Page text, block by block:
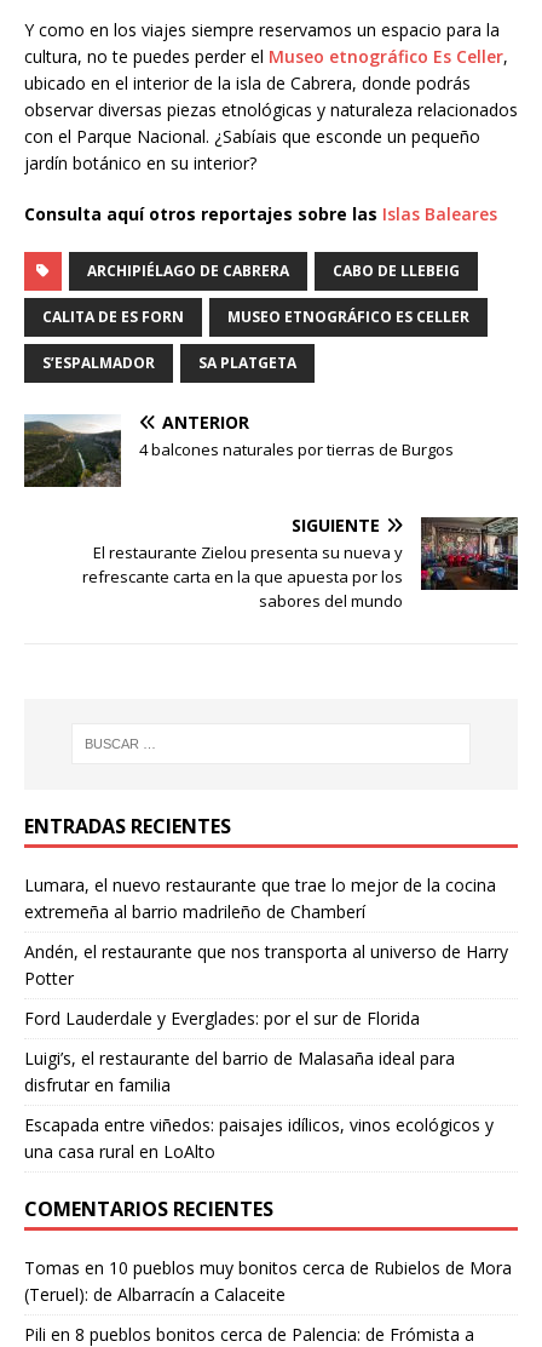
Y como en los viajes siempre reservamos un espacio para la
cultura, no te puedes perder el Museo etnográfico Es Celler,
ubicado en el interior de la isla de Cabrera, donde podrás
observar diversas piezas etnológicas y naturaleza relacionados
con el Parque Nacional. ¿Sabíais que esconde un pequeño
jardín botánico en su interior?
Consulta aquí otros reportajes sobre las Islas Baleares
ARCHIPIÉLAGO DE CABRERA CABO DE LLEBEIG
CALITA DE ES FORN MUSEO ETNOGRÁFICO ES CELLER
S’ESPALMADOR SA PLATGETA
ANTERIOR
4 balcones naturales por tierras de Burgos
SIGUIENTE
El restaurante Zielou presenta su nueva y
refrescante carta en la que apuesta por los
sabores del mundo
ENTRADAS RECIENTES
Lumara, el nuevo restaurante que trae lo mejor de la cocina
extremeña al barrio madrileño de Chamberí
Andén, el restaurante que nos transporta al universo de Harry
Potter
Ford Lauderdale y Everglades: por el sur de Florida
Luigi’s, el restaurante del barrio de Malasaña ideal para
disfrutar en familia
Escapada entre viñedos: paisajes idílicos, vinos ecológicos y
una casa rural en LoAlto
COMENTARIOS RECIENTES
Tomas en 10 pueblos muy bonitos cerca de Rubielos de Mora
(Teruel): de Albarracín a Calaceite
Pili en 8 pueblos bonitos cerca de Palencia: de Frómista a